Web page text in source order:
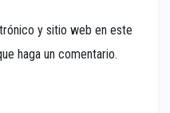
y sitio web en este
haga un comentario.